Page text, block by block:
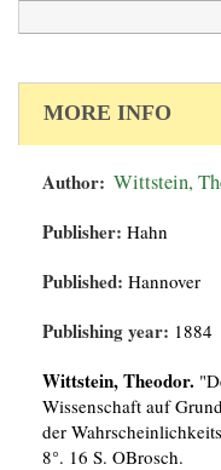
MORE INFO
Author: Wittstein,
Publisher: Hahn
Published: Hannover
Publishing year: 1884
Wittstein, Theodor.
Wissenschaft auf
der
8°. 16 S. OBrosch.